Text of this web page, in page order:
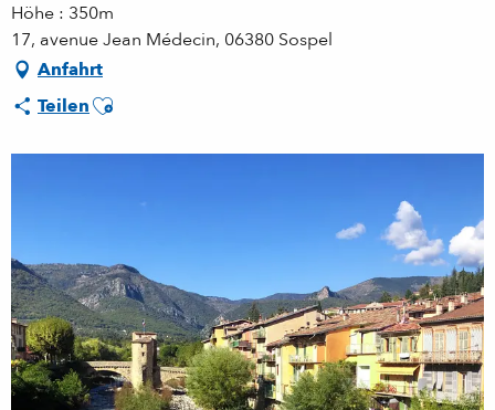
Höhe : 350m
17, avenue Jean Médecin, 06380 Sospel
Anfahrt
TeilenAjouter aux favoris